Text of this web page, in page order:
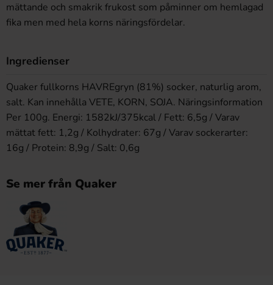
mättande och smakrik frukost som påminner om hemlagad
fika men med hela korns näringsfördelar.
Ingredienser
Quaker fullkorns HAVREgryn (81%) socker, naturlig arom,
salt. Kan innehålla VETE, KORN, SOJA. Näringsinformation
Per 100g. Energi: 1582kJ/375kcal / Fett: 6,5g / Varav
mättat fett: 1,2g / Kolhydrater: 67g / Varav sockerarter:
16g / Protein: 8,9g / Salt: 0,6g
Se mer från Quaker